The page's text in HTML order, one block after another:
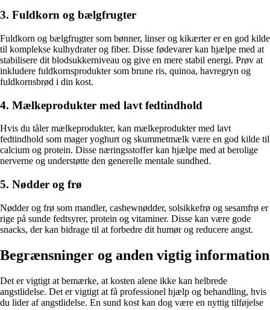
3. Fuldkorn og bælgfrugter
Fuldkorn og bælgfrugter som bønner, linser og kikærter er en god kilde
til komplekse kulhydrater og fiber. Disse fødevarer kan hjælpe med at
stabilisere dit blodsukkerniveau og give en mere stabil energi. Prøv at
inkludere fuldkornsprodukter som brune ris, quinoa, havregryn og
fuldkornsbrød i din kost.
4. Mælkeprodukter med lavt fedtindhold
Hvis du tåler mælkeprodukter, kan mælkeprodukter med lavt
fedtindhold som mager yoghurt og skummetmælk være en god kilde til
calcium og protein. Disse næringsstoffer kan hjælpe med at berolige
nerverne og understøtte den generelle mentale sundhed.
5. Nødder og frø
Nødder og frø som mandler, cashewnødder, solsikkefrø og sesamfrø er
rige på sunde fedtsyrer, protein og vitaminer. Disse kan være gode
snacks, der kan bidrage til at forbedre dit humør og reducere angst.
Begrænsninger og anden vigtig information
Det er vigtigt at bemærke, at kosten alene ikke kan helbrede
angstlidelse. Det er vigtigt at få professionel hjælp og behandling, hvis
du lider af angstlidelse. En sund kost kan dog være en nyttig tilføjelse